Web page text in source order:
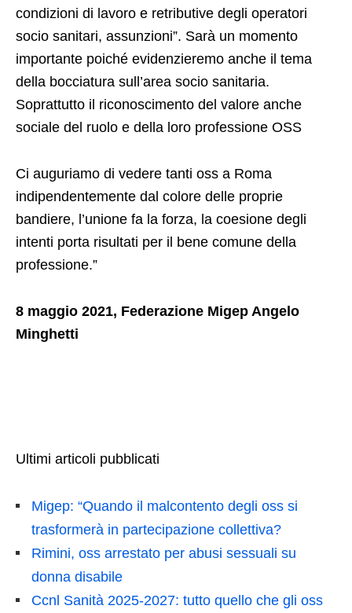
condizioni di lavoro e retributive degli operatori
socio sanitari, assunzioni”. Sarà un momento
importante poiché evidenzieremo anche il tema
della bocciatura sull’area socio sanitaria.
Soprattutto il riconoscimento del valore anche
sociale del ruolo e della loro professione OSS
Ci auguriamo di vedere tanti oss a Roma
indipendentemente dal colore delle proprie
bandiere, l’unione fa la forza, la coesione degli
intenti porta risultati per il bene comune della
professione.”
8 maggio 2021, Federazione Migep Angelo
Minghetti
Ultimi articoli pubblicati
Migep: “Quando il malcontento degli oss si
trasformerà in partecipazione collettiva?
Rimini, oss arrestato per abusi sessuali su
donna disabile
Ccnl Sanità 2025-2027: tutto quello che gli oss